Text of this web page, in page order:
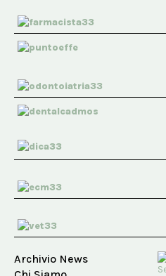
Archivio News